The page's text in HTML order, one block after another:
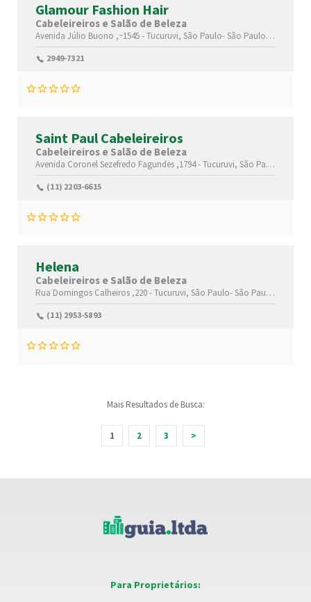
Glamour Fashion Hair
Cabeleireiros e Salão de Beleza
Avenida Júlio Buono ,~1545 -Tucuruvi, São Paulo-São Paulo(SP)
2949-7321
Saint Paul Cabeleireiros
Cabeleireiros e Salão de Beleza
Avenida Coronel Sezefredo Fagundes ,1794 -Tucuruvi, São Paulo-
(11) 2203-6615
Helena
Cabeleireiros e Salão de Beleza
Rua Domingos Calheiros ,220 -Tucuruvi, São Paulo-São Paulo(SP)
(11) 2953-5893
Mais Resultados de Busca:
1 2 3 >
Para Proprietários: